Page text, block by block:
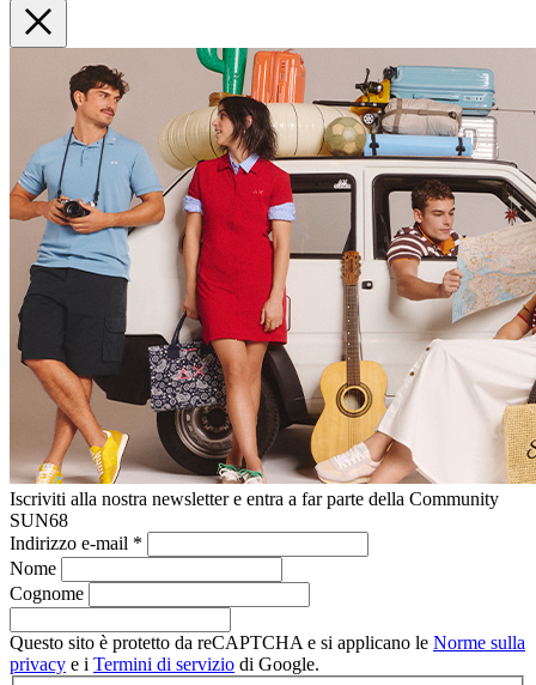
Iscriviti alla nostra newsletter e entra a far parte della Community
SUN68
Indirizzo e-mail *
Nome
Cognome
Questo sito è protetto da reCAPTCHA e si applicano le Norme sulla
privacy e i Termini di servizio di Google.